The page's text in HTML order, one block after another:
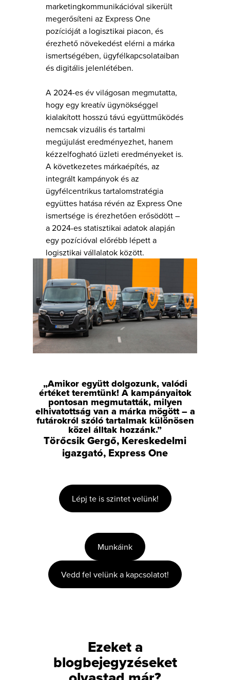
marketingkommunikációval sikerült
megerősíteni az Express One
pozícióját a logisztikai piacon, és
érezhető növekedést elérni a márka
ismertségében, ügyfélkapcsolataiban
és digitális jelenlétében.
A 2024-es év világosan megmutatta,
hogy egy kreatív ügynökséggel
kialakított hosszú távú együttműködés
nemcsak vizuális és tartalmi
megújulást eredményezhet, hanem
kézzelfogható üzleti eredményeket is.
A következetes márkaépítés, az
integrált kampányok és az
ügyfélcentrikus tartalomstratégia
együttes hatása révén az Express One
ismertsége is érezhetően erősödött –
a 2024-es statisztikai adatok alapján
egy pozícióval előrébb lépett a
logisztikai vállalatok között.
„Amikor együtt dolgozunk, valódi
értéket teremtünk! A kampányaitok
pontosan megmutatták, milyen
elhivatottság van a márka mögött – a
futárokról szóló tartalmak különösen
közel álltak hozzánk.”
Törőcsik Gergő, Kereskedelmi
igazgató, Express One
Lépj te is szintet velünk!
Munkáink
Vedd fel velünk a kapcsolatot!
Ezeket a
blogbejegyzéseket